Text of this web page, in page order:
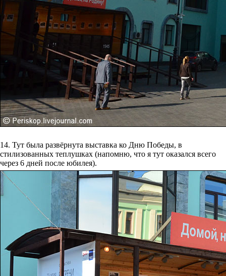
14. Тут была развёрнута выставка ко Дню Победы, в
стилизованных теплушках (напомню, что я тут оказался всего
через 6 дней после юбилея).